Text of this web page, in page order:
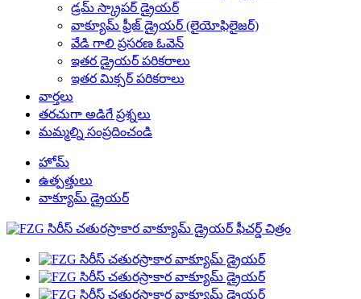
డ్రమ్ స్క్రాపర్ డ్రైయర్
వాక్యూమ్ ఫ్రీజ్ డ్రైయర్ (లైయోఫిలైజర్)
వేడి గాలి ప్రసరణ ఓవెన్
ఇతర డ్రైయర్ పరికరాలు
ఇతర మిక్సర్ పరికరాలు
వార్తలు
తరచుగా అడిగే ప్రశ్నలు
మమ్మల్ని సంప్రదించండి
హోమ్
ఉత్పత్తులు
వాక్యూమ్ డ్రైయర్